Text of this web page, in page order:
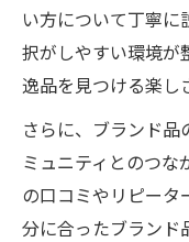
い方について丁寧
択がしやすい環境が
逸品を見つける楽し
さらに、ブランド品
ミュニティとのつな
の口コミやリピータ
分に合ったブランド